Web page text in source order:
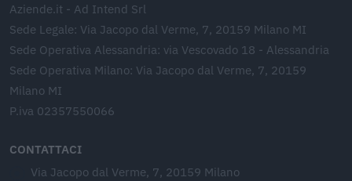
Aziende.it - Ad Intend Srl
Sede Legale: Via Jacopo dal Verme, 7, 20159 Milano MI
Sede Operativa Alessandria: via Vescovado 18 - Alessandria
Sede Operativa Milano: Via Jacopo dal Verme, 7, 20159
Milano MI
P.iva 02357550066
CONTATTACI
Via Jacopo dal Verme, 7, 20159 Milano